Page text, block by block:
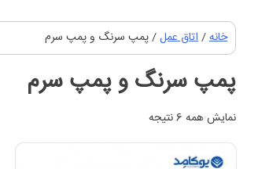
خانه/اتاق عمل/ پمپ سرنگ و پمپ سرم
پمپ سرنگ و پمپ سرم
نمایش همه 6 نتیجه